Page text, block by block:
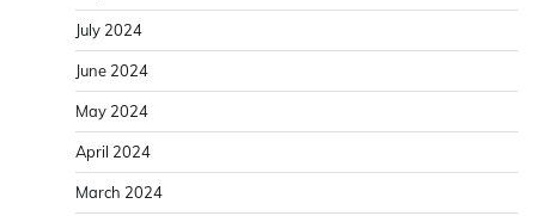
July 2024
June 2024
May 2024
April 2024
March 2024